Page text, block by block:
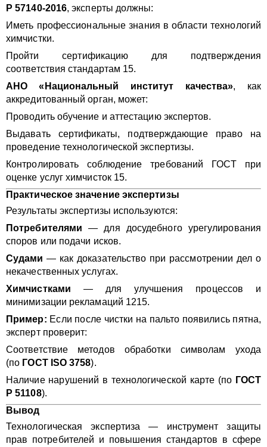
Р 57140-2016, эксперты должны:
Иметь профессиональные знания в области технологий
химчистки.
Пройти сертификацию для подтверждения
соответствия стандартам 15.
АНО «Национальный институт качества», как
аккредитованный орган, может:
Проводить обучение и аттестацию экспертов.
Выдавать сертификаты, подтверждающие право на
проведение технологической экспертизы.
Контролировать соблюдение требований ГОСТ при
оценке услуг химчисток 15.
Практическое значение экспертизы
Результаты экспертизы используются:
Потребителями — для досудебного урегулирования
споров или подачи исков.
Судами — как доказательство при рассмотрении дел о
некачественных услугах.
Химчистками — для улучшения процессов и
минимизации рекламаций 1215.
Пример: Если после чистки на пальто появились пятна,
эксперт проверит:
Соответствие методов обработки символам ухода
(по ГОСТ ISO 3758).
Наличие нарушений в технологической карте (по ГОСТ
Р 51108).
Вывод
Технологическая экспертиза — инструмент защиты
прав потребителей и повышения стандартов в сфере